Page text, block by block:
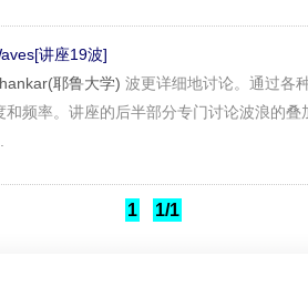
讲座19波]
耶鲁大学) 波更详细地讨论。通过各
和频率。讲座的后半部分专门讨论波浪的
1 1/1